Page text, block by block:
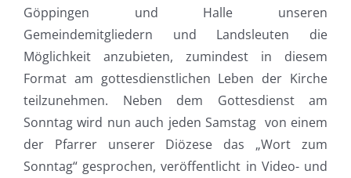
Göppingen und Halle unseren
Gemeindemitgliedern und Landsleuten die
Möglichkeit anzubieten, zumindest in diesem
Format am gottesdienstlichen Leben der Kirche
teilzunehmen. Neben dem Gottesdienst am
Sonntag wird nun auch jeden Samstag von einem
der Pfarrer unserer Diözese das „Wort zum
Sonntag“ gesprochen, veröffentlicht in Video- und